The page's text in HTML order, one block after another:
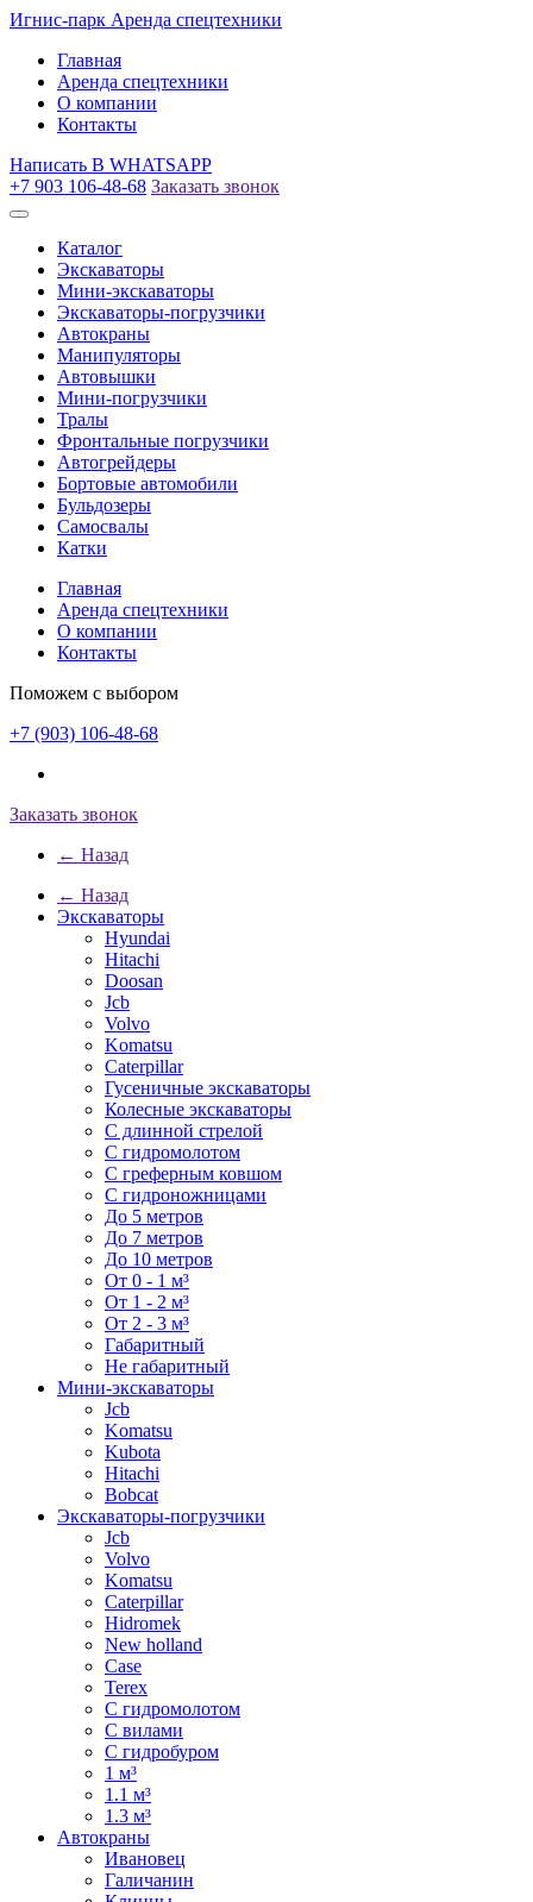
Игнис-парк Аренда спецтехники
Главная
Аренда спецтехники
О компании
Контакты
Написать В WHATSAPP
+7 903 106-48-68 Заказать звонок
Каталог
Экскаваторы
Мини-экскаваторы
Экскаваторы-погрузчики
Автокраны
Манипуляторы
Автовышки
Мини-погрузчики
Тралы
Фронтальные погрузчики
Автогрейдеры
Бортовые автомобили
Бульдозеры
Самосвалы
Катки
Главная
Аренда спецтехники
О компании
Контакты
Поможем с выбором
+7 (903) 106-48-68
Заказать звонок
← Назад
← Назад
Экскаваторы
Hyundai
Hitachi
Doosan
Jcb
Volvo
Komatsu
Caterpillar
Гусеничные экскаваторы
Колесные экскаваторы
С длинной стрелой
С гидромолотом
С греферным ковшом
С гидроножницами
До 5 метров
До 7 метров
До 10 метров
От 0 - 1 м³
От 1 - 2 м³
От 2 - 3 м³
Габаритный
Не габаритный
Мини-экскаваторы
Jcb
Komatsu
Kubota
Hitachi
Bobcat
Экскаваторы-погрузчики
Jcb
Volvo
Komatsu
Caterpillar
Hidromek
New holland
Case
Terex
С гидромолотом
С вилами
С гидробуром
1 м³
1.1 м³
1.3 м³
Автокраны
Ивановец
Галичанин